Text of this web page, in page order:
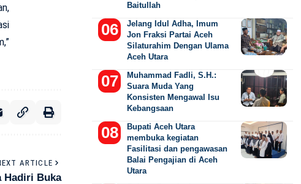
ARTICLE
Hadiri Buka
Baitullah
Jelang Idul Adha, Imum
Jon Fraksi Partai Aceh
Silaturahim Dengan Ulama
Aceh Utara
Muhammad Fadli, S.H.:
Suara Muda Yang
Konsisten Mengawal Isu
Kebangsaan
Bupati Aceh Utara
membuka kegiatan
Fasilitasi dan pengawasan
Balai Pengajian di Aceh
Utara